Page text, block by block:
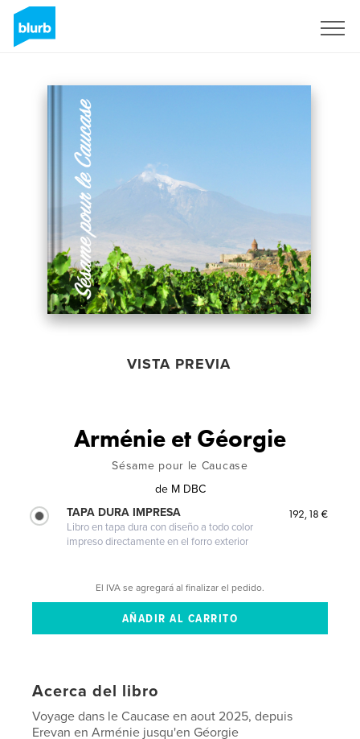
VISTA PREVIA
Arménie et Géorgie
Sésame pour le Caucase
de M DBC
TAPA DURA IMPRESA
Libro en tapa dura con diseño a todo color
impreso directamente en el forro exterior
192,18 €
El IVA se agregará al finalizar el pedido.
Acerca del libro
Voyage dans le Caucase en aout 2025, depuis
Erevan en Arménie jusqu'en Géorgie